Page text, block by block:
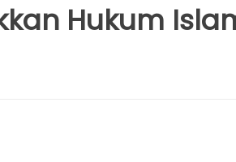
Hukum